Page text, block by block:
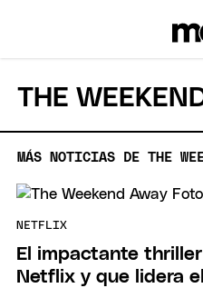
THE
MÁS NOTICIAS DE THE
NETFLIX
El impactante
Netflix y que lidera